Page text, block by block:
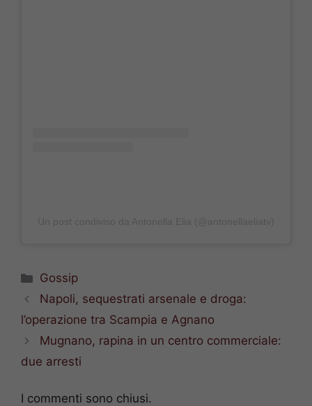
Categorie
Gossip
Napoli, sequestrati arsenale e droga:
l’operazione tra Scampia e Agnano
Mugnano, rapina in un centro commerciale:
due arresti
I commenti sono chiusi.